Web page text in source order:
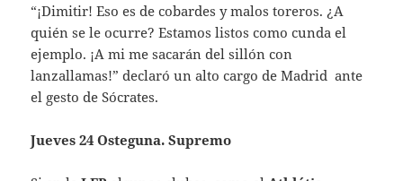
“¡Dimitir! Eso es de cobardes y malos toreros. ¿A
quién se le ocurre? Estamos listos como cunda el
ejemplo. ¡A mi me sacarán del sillón con
lanzallamas!” declaró un alto cargo de Madrid ante
el gesto de Sócrates.
Jueves 24 Osteguna. Supremo